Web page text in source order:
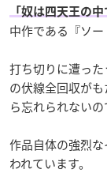
「奴は四天王の
中作である『ソ
打ち切りに遭っ
の伏線全回収が
ら忘れられないの
作品自体の強烈
われています。